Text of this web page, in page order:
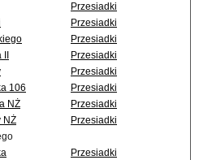
Przesiadki
Przesiadki
Przesiadki
Przesiadki
Przesiadki
106
Przesiadki
NŻ
Przesiadki
NŻ
Przesiadki
Przesiadki